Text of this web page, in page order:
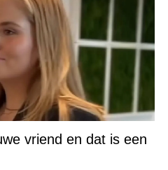
vriend en dat is een